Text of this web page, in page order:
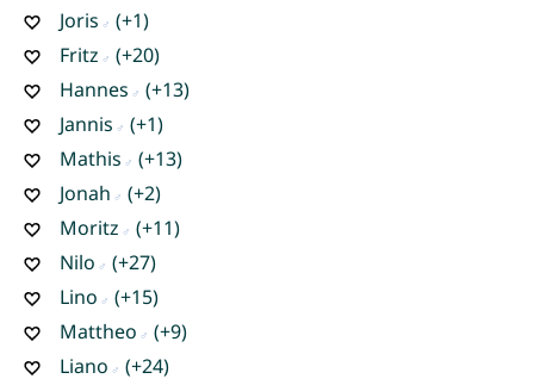
Joris
(+1)
Fritz
(+20)
Hannes
(+13)
Jannis
(+1)
Mathis
(+13)
Jonah
(+2)
Moritz
(+11)
Nilo
(+27)
Lino
(+15)
Mattheo
(+9)
Liano
(+24)